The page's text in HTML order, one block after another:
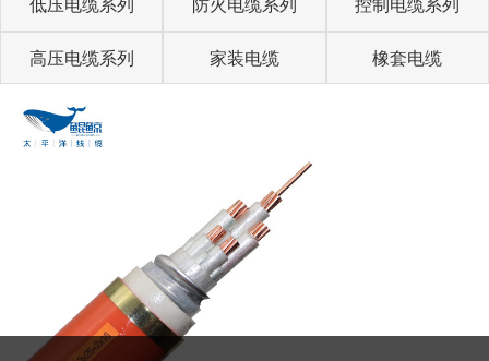
低压电缆系列 防火电缆系列 控制电缆系列
高压电缆系列 家装电缆 橡套电缆